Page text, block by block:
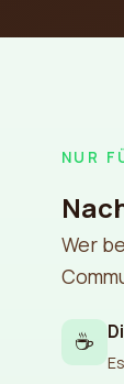
NUR
Wer
☕